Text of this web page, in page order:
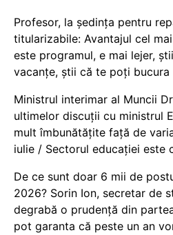
Profesor, la ședința pentru
titularizabile: Avantajul cel
este programul, e mai lejer,
vacanţe, știi că te poți
Ministrul interimar al Muncii
ultimelor discuții cu ministrul
mult îmbunătățite față de
iulie / Sectorul educației este
De ce sunt doar 6 mii de
2026? Sorin Ion, secretar de
degrabă o prudență din
pot garanta că peste un an